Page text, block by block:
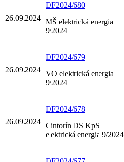
26.09.2024
DF2024/680
MŠ elektrická energia
9/2024
26.09.2024
DF2024/679
VO elektrická energia
9/2024
26.09.2024
DF2024/678
Cintorín DS KpS
elektrická energia 9/2024